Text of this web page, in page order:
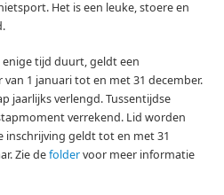
Het is een leuke, stoere en
tijd duurt, geldt een
1 januari tot en met 31 december.
jaarlijks verlengd. Tussentijdse
verrekend. Lid worden
geldt tot en met 31
Zie defoldervoor meer informatie